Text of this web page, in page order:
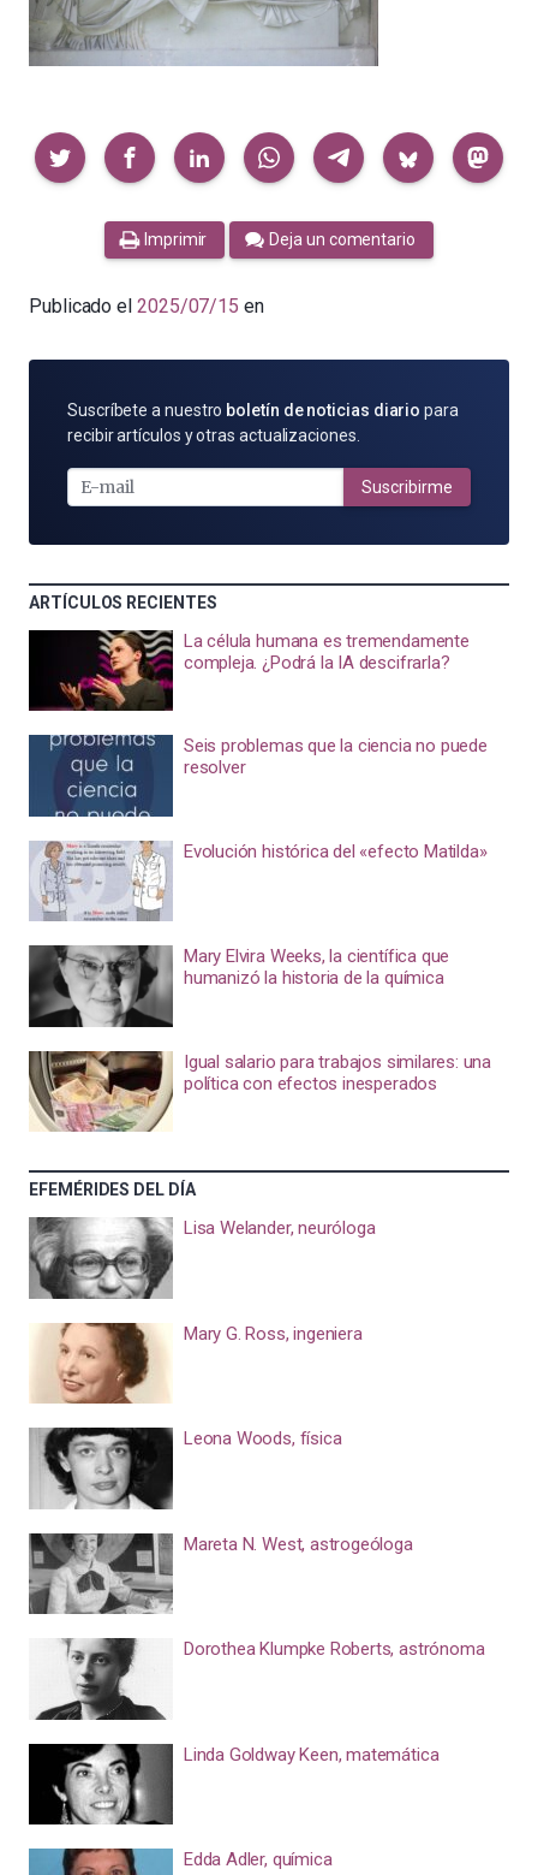
Compartir
Imprimir Deja un comentario
Publicado el 2025/07/15 en
SUSCRÍBETE
POR
MAIL
Suscríbete a nuestro boletín de noticias diario para
recibir artículos y otras actualizaciones.
Suscribirme
ARTÍCULOS RECIENTES
La célula humana es tremendamente
compleja. ¿Podrá la IA descifrarla?
Seis problemas que la ciencia no puede
resolver
Evolución histórica del «efecto Matilda»
Mary Elvira Weeks, la científica que
humanizó la historia de la química
Igual salario para trabajos similares: una
política con efectos inesperados
EFEMÉRIDES DEL DÍA
Lisa Welander, neuróloga
Mary G. Ross, ingeniera
Leona Woods, física
Mareta N. West, astrogeóloga
Dorothea Klumpke Roberts, astrónoma
Linda Goldway Keen, matemática
Edda Adler, química